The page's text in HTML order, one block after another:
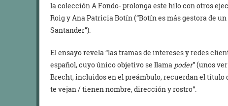
la colección A Fondo- prolonga este hilo con otros
Roig y Ana Patricia Botín (“Botín es más gestora de
Santander”).
El ensayo revela “las tramas de intereses y redes
español, cuyo único objetivo se llama poder” (unos
Brecht, incluidos en el preámbulo, recuerdan el título
te vejan / tienen nombre, dirección y rostro”.